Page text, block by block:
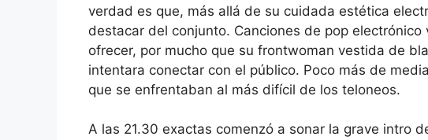
verdad es que, más allá de su cuidada estética
destacar del conjunto. Canciones de pop electrónico
ofrecer, por mucho que su frontwoman vestida de
intentara conectar con el público. Poco más de
que se enfrentaban al más difícil de los teloneos.
A las 21.30 exactas comenzó a sonar la grave intro